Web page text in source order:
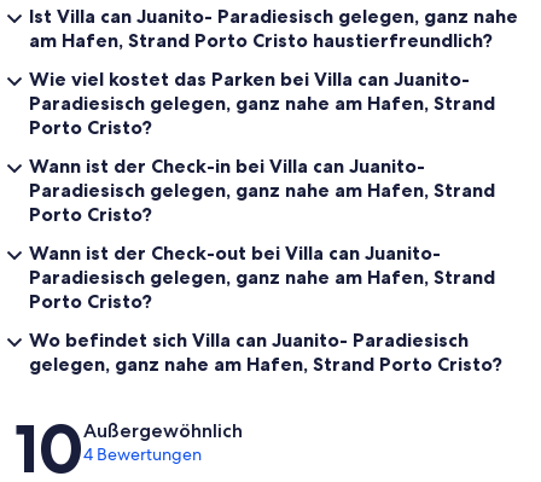
Ist Villa can Juanito- Paradiesisch gelegen, ganz nahe
am Hafen, Strand Porto Cristo haustierfreundlich?
Wie viel kostet das Parken bei Villa can Juanito-
Paradiesisch gelegen, ganz nahe am Hafen, Strand
Porto Cristo?
Wann ist der Check-in bei Villa can Juanito-
Paradiesisch gelegen, ganz nahe am Hafen, Strand
Porto Cristo?
Wann ist der Check-out bei Villa can Juanito-
Paradiesisch gelegen, ganz nahe am Hafen, Strand
Porto Cristo?
Wo befindet sich Villa can Juanito- Paradiesisch
gelegen, ganz nahe am Hafen, Strand Porto Cristo?
Bewertungen
10Außergewöhnlich
4 Bewertungen